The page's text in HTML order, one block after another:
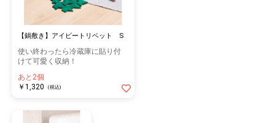
【鍋敷き】アイビートリベット S
使い終わったら冷蔵庫に貼り付
けて可愛く収納！
あと2個
￥1,320
(税込)